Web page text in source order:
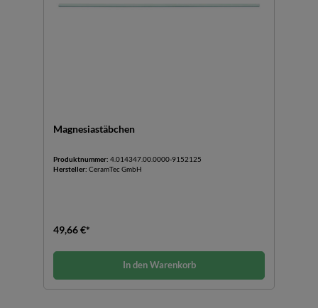
Magnesiastäbchen
Produktnummer: 4.014347.00.0000-9152125
Hersteller: CeramTec GmbH
49,66 €*
In den Warenkorb